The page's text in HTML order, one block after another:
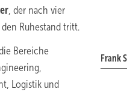
Frank
, der nach vier
Ruhestand tritt.
Bereiche
Logistik und